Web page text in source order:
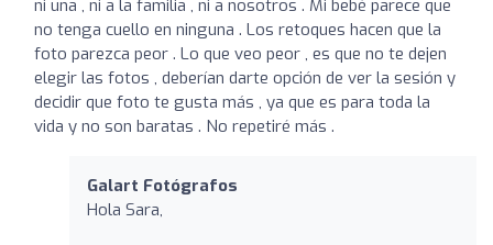
ni una , ni a la familia , ni a nosotros . Mi bebé parece que
no tenga cuello en ninguna . Los retoques hacen que la
foto parezca peor . Lo que veo peor , es que no te dejen
elegir las fotos , deberían darte opción de ver la sesión y
decidir que foto te gusta más , ya que es para toda la
vida y no son baratas . No repetiré más .
Galart Fotógrafos
Hola Sara,